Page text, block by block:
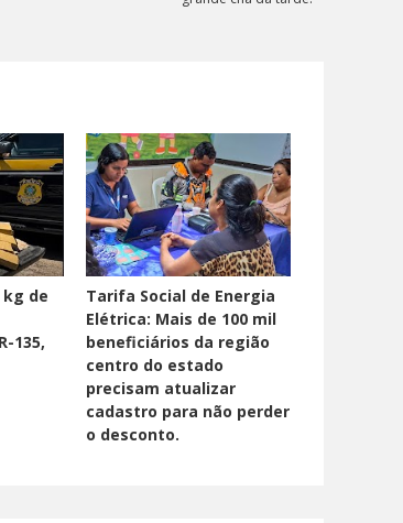
kg de
135,
Tarifa Social de Energia
Elétrica: Mais de 100 mil
beneficiários da região
centro do estado
precisam atualizar
cadastro para não perder
o desconto.